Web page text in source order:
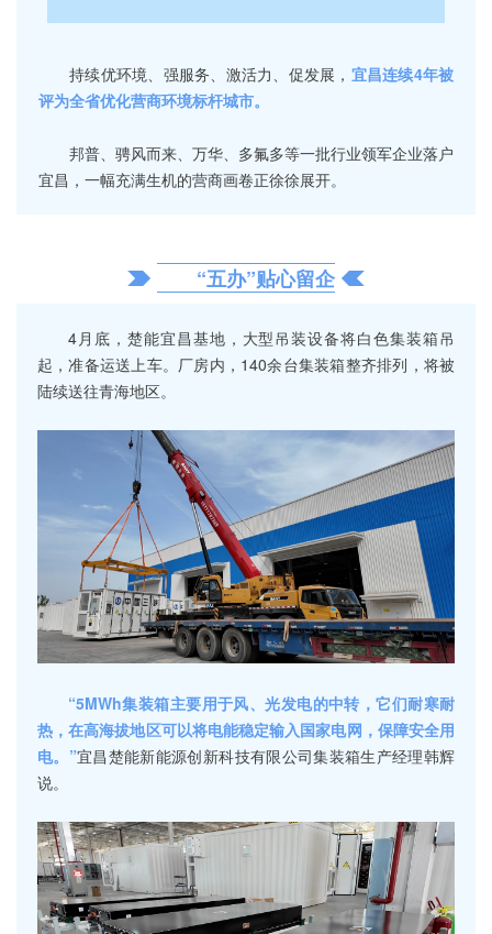
持续优环境、强服务、激活力、促发展， 宜昌连续4年被
评为全省优化营商环境标杆城市。
邦普、骋风而来、万华、多氟多等一批行业领军企业落户
宜昌，一幅充满生机的营商画卷正徐徐展开。
“五办”贴心留企
4月底，楚能宜昌基地，大型吊装设备将白色集装箱吊
起，准备运送上车。厂房内，140余台集装箱整齐排列，将被
陆续送往青海地区。
“5MWh集装箱主要用于风、光发电的中转，它们耐寒耐
热，在高海拔地区可以将电能稳定输入国家电网，保障安全用
电。”宜昌楚能新能源创新科技有限公司集装箱生产经理韩辉
说。